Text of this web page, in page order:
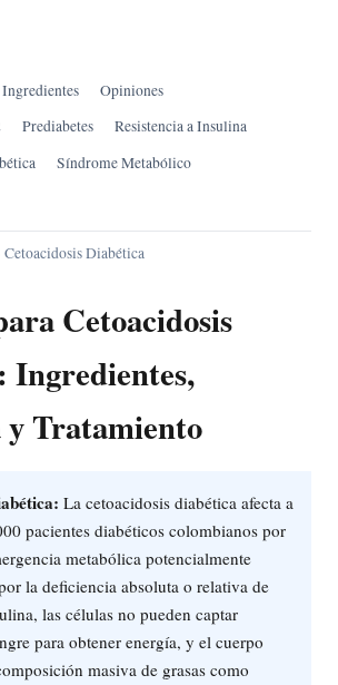
Ingredientes
Opiniones
Prediabetes
Resistencia a Insulina
Síndrome Metabólico
Cetoacidosis Diabética
Cetoacidosis
Ingredientes,
Tratamiento
La cetoacidosis diabética afecta a
pacientes diabéticos colombianos por
metabólica potencialmente
la deficiencia absoluta o relativa de
las células no pueden captar
para obtener energía, y el cuerpo
masiva de grasas como